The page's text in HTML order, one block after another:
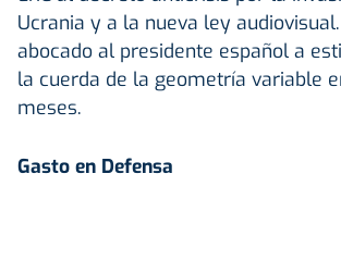
Ucrania y a la nueva ley
abocado al presidente español a
la cuerda de la geometría variable
meses.
Gasto en Defensa